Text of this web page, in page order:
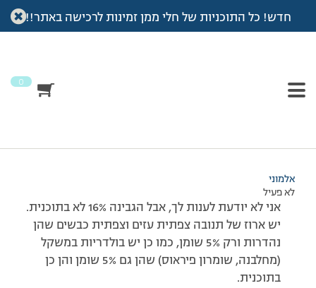
חדש! כל התוכניות של חלי ממן זמינות לרכישה באתר!!
0
עמוד הבית >דיונים>פורום >לגבי כמויות תשובה לגילת קרני
מוצגות 2 תגובות – 1 עד 2 (מתוך 2 סה״כ)
אלמוני
לא פעיל
אני לא יודעת לענות לך, אבל הגבינה 16% לא בתוכנית.
יש ארוז של תנובה צפתית עזים וצפתית כבשים שהן
נהדרות ורק 5% שומן, כמו כן יש בולדריות במשקל
(מחלבנה, שומרון פיראוס) שהן גם 5% שומן והן כן
בתוכנית.